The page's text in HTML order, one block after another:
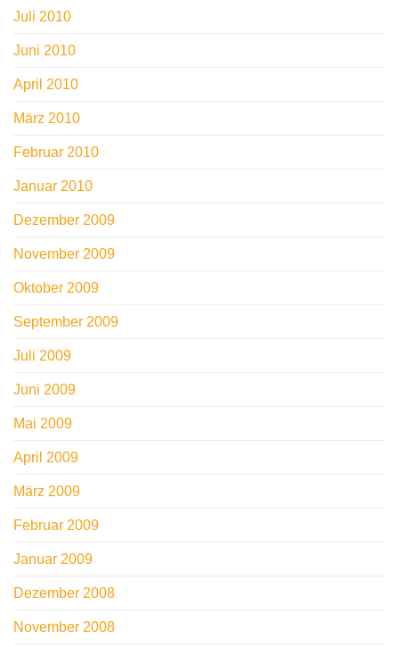
Juli 2010
Juni 2010
April 2010
März 2010
Februar 2010
Januar 2010
Dezember 2009
November 2009
Oktober 2009
September 2009
Juli 2009
Juni 2009
Mai 2009
April 2009
März 2009
Februar 2009
Januar 2009
Dezember 2008
November 2008